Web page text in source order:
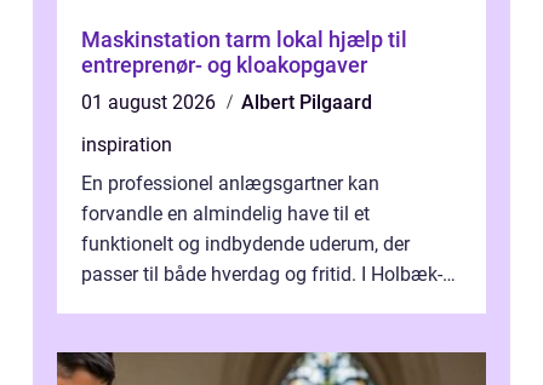
Maskinstation tarm lokal hjælp til
entreprenør- og kloakopgaver
01 august 2026
Albert Pilgaard
inspiration
En professionel anlægsgartner kan
forvandle en almindelig have til et
funktionelt og indbydende uderum, der
passer til både hverdag og fritid. I Holbæk-